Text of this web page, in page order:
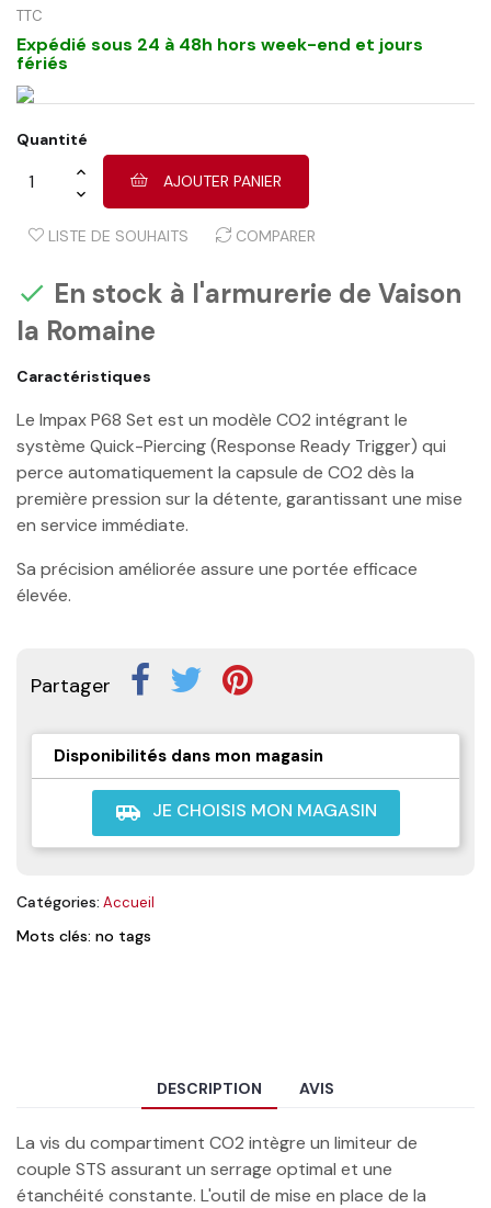
TTC
Expédié sous 24 à 48h hors week-end et jours
fériés
Quantité
AJOUTER PANIER
LISTE DE SOUHAITS COMPARER
 En stock à l'armurerie de Vaison
la Romaine
Caractéristiques
Le Impax P68 Set est un modèle CO2 intégrant le
système Quick-Piercing (Response Ready Trigger) qui
perce automatiquement la capsule de CO2 dès la
première pression sur la détente, garantissant une mise
en service immédiate.
Sa précision améliorée assure une portée efficace
élevée.
Partager
Disponibilités dans mon magasin
airport_shuttle JE CHOISIS MON MAGASIN
Catégories: Accueil
Mots clés: no tags
DESCRIPTION AVIS
La vis du compartiment CO2 intègre un limiteur de
couple STS assurant un serrage optimal et une
étanchéité constante. L'outil de mise en place de la